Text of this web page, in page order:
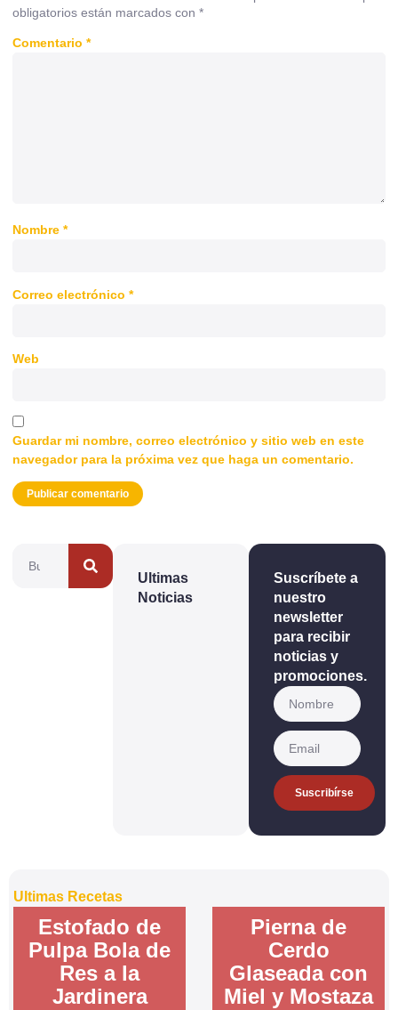
obligatorios están marcados con *
Comentario *
Nombre *
Correo electrónico *
Web
Guardar mi nombre, correo electrónico y sitio web en este
navegador para la próxima vez que haga un comentario.
Ultimas
Noticias
Suscríbete a
nuestro
newsletter
para recibir
noticias y
promociones.
Suscribírse
Ultimas Recetas
Estofado de
Pulpa Bola de
Res a la
Jardinera
Pierna de
Cerdo
Glaseada con
Miel y Mostaza